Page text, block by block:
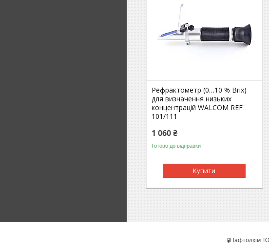
Рефрактометр (0…10 % Brix)
для визначення низьких
концентрацій WALCOM REF
101/111
1 060 ₴
Готово до відправки
Купити